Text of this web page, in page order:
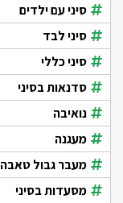
סיני עם ילדים
סיני לבד
סיני כללי
סדנאות בסיני
נואיבה
מעגנה
מעבר גבול טאבה
מסעדות בסיני